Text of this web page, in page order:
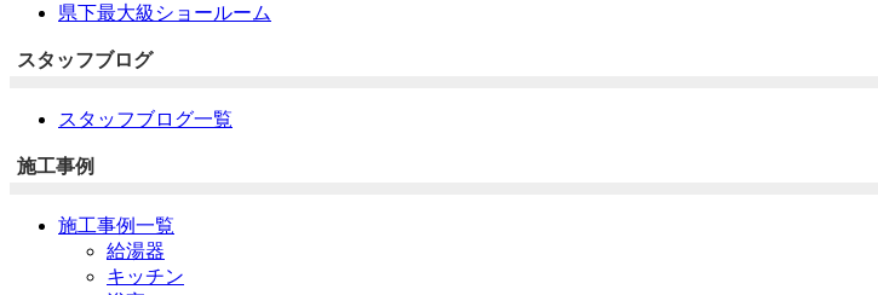
県下最大級ショールーム
スタッフブログ
スタッフブログ一覧
施工事例
施工事例一覧
給湯器
キッチン